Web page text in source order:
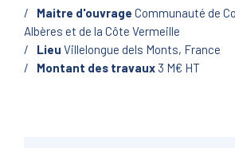
Maitre d'ouvrage Communauté de
Albères et de la Côte Vermeille
Lieu Villelongue dels Monts, France
Montant des travaux 3 M€ HT